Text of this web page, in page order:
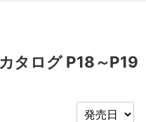
タログ P18～P19